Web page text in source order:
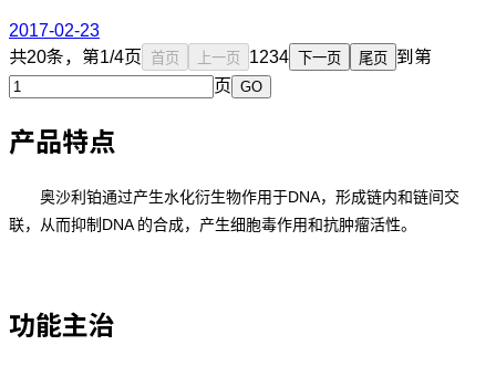
2017-02-23
共20条，第1/4页
首页 上一页 1234 下一页 尾页
到第
页 GO
产品特点
奥沙利铂通过产生水化衍生物作用于DNA，形成链内和链间交
联，从而抑制 DNA 的合成，产生细胞毒作用和抗肿瘤活性。
功能主治